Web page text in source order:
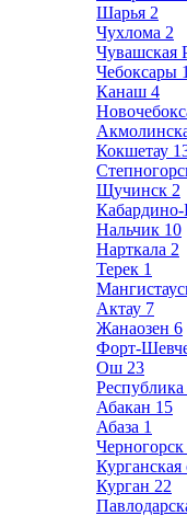
Шарья 2
Чухлома 2
Чувашская
Чебоксары
Канаш 4
Кокшетау
Щучинск 2
Кабардино-
Нальчик 10
Нарткала 2
Терек 1
Актау 7
Жанаозен 6
Форт-
Ош 23
Абакан 15
Абаза 1
Черногорск
Курганская
Курган 22